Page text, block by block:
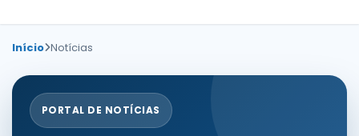
Início Notícias
PORTAL DE NOTÍCIAS